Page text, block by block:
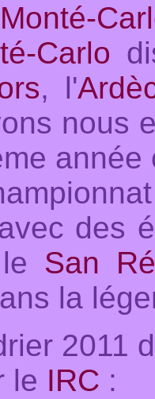
Carlo
, l'
nous
des
San
la
2011
le IRC :